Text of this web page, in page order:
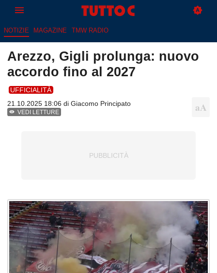
NOTIZIE MAGAZINE TMW RADIO
Arezzo, Gigli prolunga: nuovo
accordo fino al 2027
UFFICIALITÀ
21.10.2025 18:06 di Giacomo Principato
VEDI LETTURE